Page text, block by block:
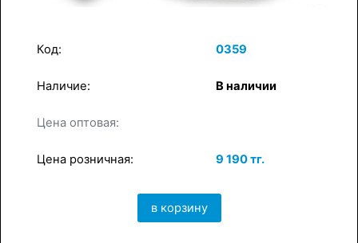
Код: 0359
Наличие: В наличии
Цена оптовая:
Цена розничная: 9 190 тг.
в корзину